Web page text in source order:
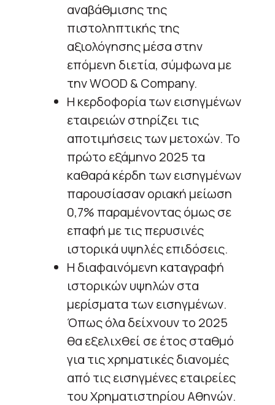
αναβάθμισης της
πιστοληπτικής της
αξιολόγησης μέσα στην
επόμενη διετία, σύμφωνα με
την WOOD & Company.
Η κερδοφορία των εισηγμένων
εταιρειών στηρίζει τις
αποτιμήσεις των μετοχών. Το
πρώτο εξάμηνο 2025 τα
καθαρά κέρδη των εισηγμένων
παρουσίασαν οριακή μείωση
0,7% παραμένοντας όμως σε
επαφή με τις περυσινές
ιστορικά υψηλές επιδόσεις.
Η διαφαινόμενη καταγραφή
ιστορικών υψηλών στα
μερίσματα των εισηγμένων.
Όπως όλα δείχνουν το 2025
θα εξελιχθεί σε έτος σταθμό
για τις χρηματικές διανομές
από τις εισηγμένες εταιρείες
του Χρηματιστηρίου Αθηνών.